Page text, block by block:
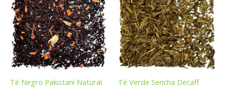
Té Negro Pakistaní Natural Té Verde Sencha Decaff